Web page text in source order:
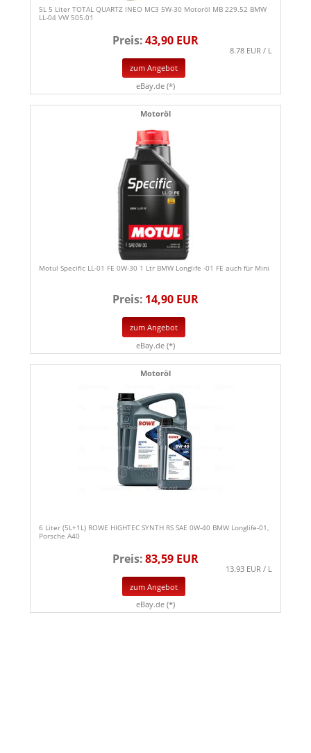
5L 5 Liter TOTAL QUARTZ INEO MC3 5W-30 Motoröl MB 229.52 BMW
LL-04 VW 505.01
Preis:43,90 EUR
8.78 EUR / L
zum Angebot
eBay.de (*)
Motoröl
Motul Specific LL-01 FE 0W-30 1 Ltr BMW Longlife -01 FE auch für Mini
Preis: 14,90 EUR
zum Angebot
eBay.de (*)
Motoröl
6 Liter (5L+1L) ROWE HIGHTEC SYNTH RS SAE 0W-40 BMW Longlife-01,
Porsche A40
Preis:83,59 EUR
13.93 EUR / L
zum Angebot
eBay.de (*)